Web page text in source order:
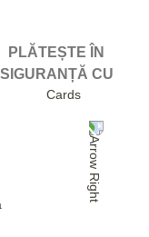
PLĂTEȘTE ÎN
SIGURANȚĂ CU